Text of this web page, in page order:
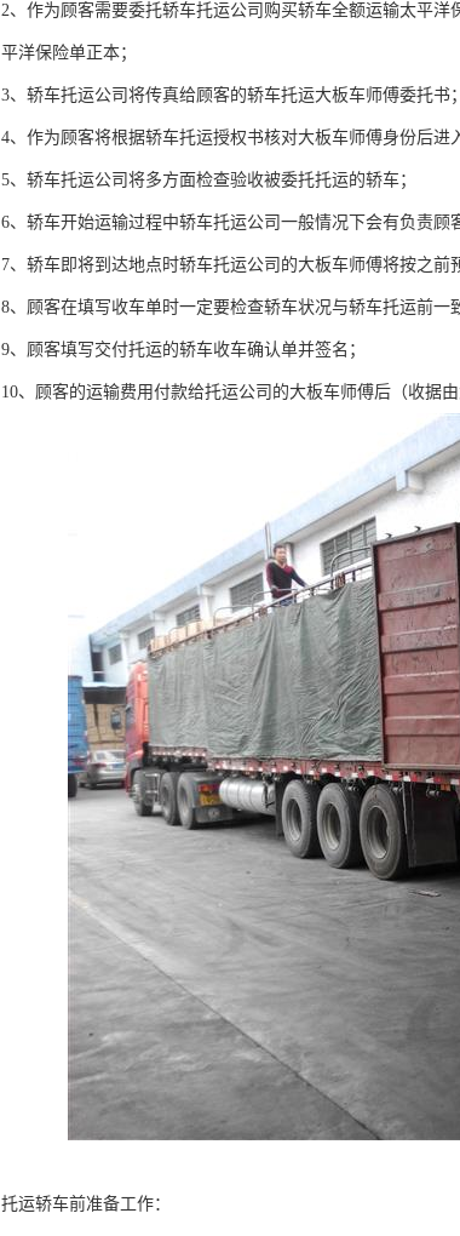
2、作为顾客需要委托轿车托运公司购买轿车全额运输太平
平洋保险单正本；
3、轿车托运公司将传真给顾客的轿车托运大板车师傅委托书；
4、作为顾客将根据轿车托运授权书核对大板车师傅身份后进
5、轿车托运公司将多方面检查验收被委托托运的轿车；
6、轿车开始运输过程中轿车托运公司一般情况下会有负责顾
7、轿车即将到达地点时轿车托运公司的大板车师傅将按之
8、顾客在填写收车单时一定要检查轿车状况与轿车托运前一
9、顾客填写交付托运的轿车收车确认单并签名；
10、顾客的运输费用付款给托运公司的大板车师傅后（收据
托运轿车前准备工作：